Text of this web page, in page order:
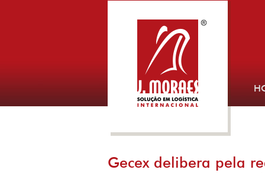
Gecex delibera pela